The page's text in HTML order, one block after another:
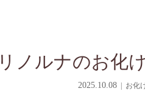
ノルナのお化
2025.10.08 お化